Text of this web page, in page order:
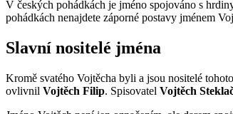
V českých pohádkách je jméno spojováno s
pohádkách nenajdete záporné postavy jménem
Slavní nositelé jména
Kromě svatého Vojtěcha byli a jsou nositelé
ovlivnil Vojtěch Filip. Spisovatel Vojtěch